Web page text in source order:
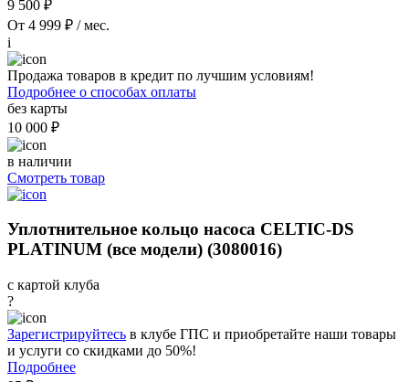
9 500 ₽
От 4 999 ₽ / мес.
i
Продажа товаров в кредит по лучшим условиям!
Подробнее о способах оплаты
без карты
10 000 ₽
в наличии
Смотреть товар
Уплотнительное кольцо насоса CELTIC-DS
PLATINUM (все модели) (3080016)
с картой клуба
?
Зарегистрируйтесь в клубе ГПС и приобретайте наши товары
и услуги со скидками до 50%!
Подробнее